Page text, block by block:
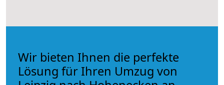
Wir bieten Ihnen die perfekte
Lösung für Ihren Umzug von